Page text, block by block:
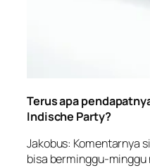
Terus apa
Indische Party?
Jakobus: Komentarnya
bisa berminggu-minggu